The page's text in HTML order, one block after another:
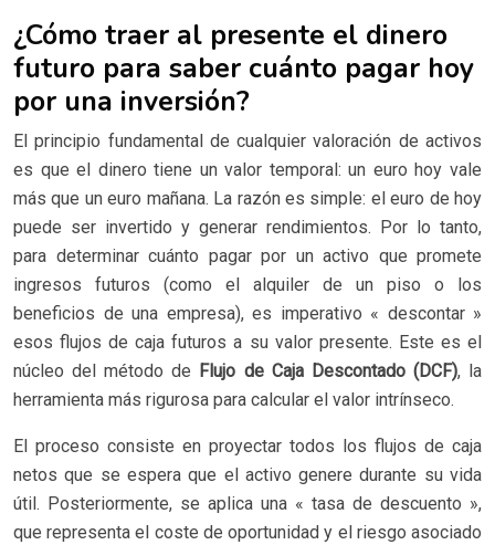
¿Cómo traer al presente el dinero
futuro para saber cuánto pagar hoy
por una inversión?
El principio fundamental de cualquier valoración de activos
es que el dinero tiene un valor temporal: un euro hoy vale
más que un euro mañana. La razón es simple: el euro de hoy
puede ser invertido y generar rendimientos. Por lo tanto,
para determinar cuánto pagar por un activo que promete
ingresos futuros (como el alquiler de un piso o los
beneficios de una empresa), es imperativo « descontar »
esos flujos de caja futuros a su valor presente. Este es el
núcleo del método de Flujo de Caja Descontado (DCF), la
herramienta más rigurosa para calcular el valor intrínseco.
El proceso consiste en proyectar todos los flujos de caja
netos que se espera que el activo genere durante su vida
útil. Posteriormente, se aplica una « tasa de descuento »,
que representa el coste de oportunidad y el riesgo asociado